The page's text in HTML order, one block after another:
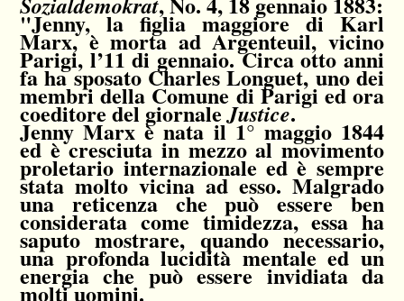
"Jenny, la figlia maggiore di Karl
Marx, è morta ad Argenteuil, vicino
Parigi, l’11 di gennaio. Circa otto anni
fa ha sposato Charles Longuet, uno dei
membri della Comune di Parigi ed ora
coeditore del giornaleJustice.
Jenny Marx è nata il 1° maggio 1844
ed è cresciuta in mezzo al movimento
proletario internazionale ed è sempre
stata molto vicina ad esso. Malgrado
una reticenza che può essere ben
considerata come timidezza, essa ha
saputo mostrare, quando necessario,
una profonda lucidità mentale ed un
energia che può essere invidiata da
molti uomini.